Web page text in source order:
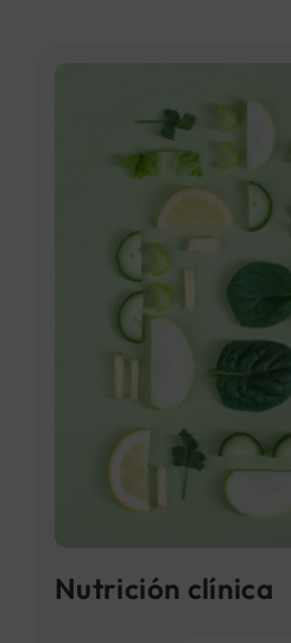
Nutrición clínica